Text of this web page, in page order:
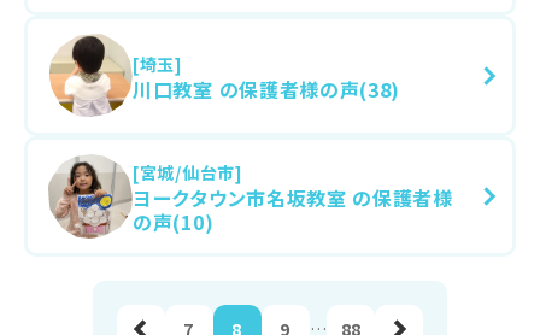
[埼玉]
川口教室 の保護者様の声(38)
[宮城/仙台市]
ヨークタウン市名坂教室 の保護者様
の声(10)
前へ 7 8 9 … 88